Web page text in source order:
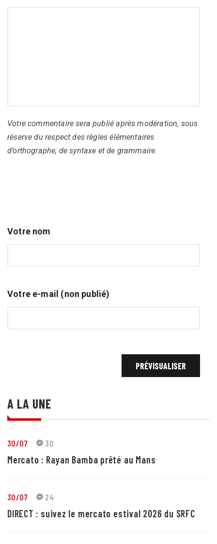
Votre commentaire sera publié après modération, sous
réserve du respect des règles élémentaires
d’orthographe, de syntaxe et de grammaire.
Votre nom
Votre e-mail (non publié)
A LA UNE
30/07 30
Mercato : Rayan Bamba prêté au Mans
30/07 24
DIRECT : suivez le mercato estival 2026 du SRFC